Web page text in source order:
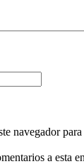
navegador
a esta